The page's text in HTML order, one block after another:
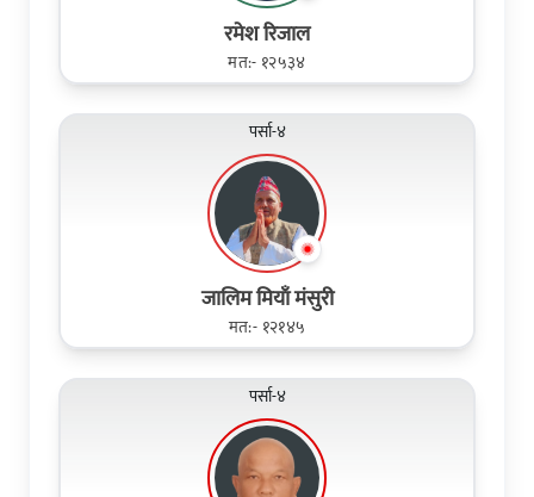
रमेश रिजाल
मत:- १२५३४
पर्सा-४
जालिम मियाँ मंसुरी
मत:- १२१४५
पर्सा-४